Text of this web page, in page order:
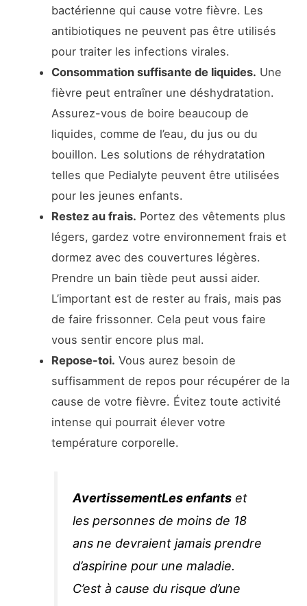
bactérienne qui cause votre fièvre. Les
antibiotiques ne peuvent pas être utilisés
pour traiter les infections virales.
Consommation suffisante de liquides. Une
fièvre peut entraîner une déshydratation.
Assurez-vous de boire beaucoup de
liquides, comme de l’eau, du jus ou du
bouillon. Les solutions de réhydratation
telles que Pedialyte peuvent être utilisées
pour les jeunes enfants.
Restez au frais. Portez des vêtements plus
légers, gardez votre environnement frais et
dormez avec des couvertures légères.
Prendre un bain tiède peut aussi aider.
L’important est de rester au frais, mais pas
de faire frissonner. Cela peut vous faire
vous sentir encore plus mal.
Repose-toi. Vous aurez besoin de
suffisamment de repos pour récupérer de la
cause de votre fièvre. Évitez toute activité
intense qui pourrait élever votre
température corporelle.
AvertissementLes enfants et
les personnes de moins de 18
ans ne devraient jamais prendre
d’aspirine pour une maladie.
C’est à cause du risque d’une